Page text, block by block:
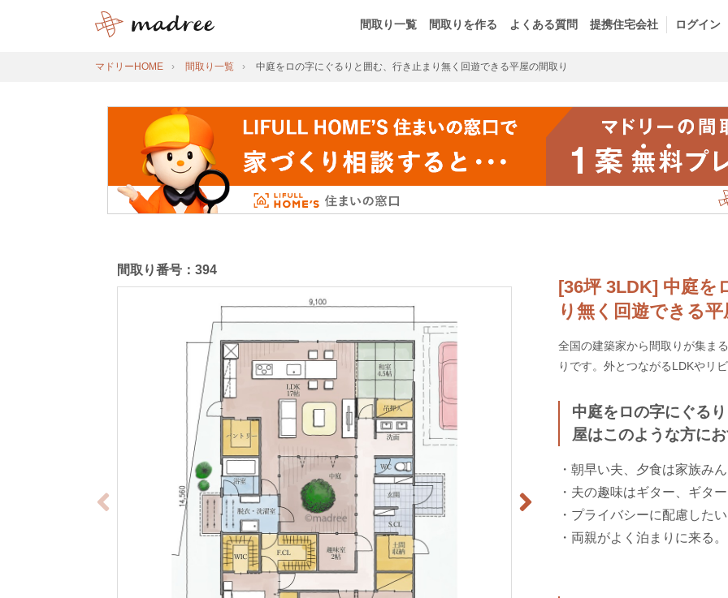
間取り一覧 間取りを作る よくある質問 提携住宅会社 ログイン
マドリーHOME 間取り一覧 中庭をロの字にぐるりと囲む、行き止まり無く回遊できる平屋の間取り
[36坪 3LDK] 中庭を
り無く回遊できる平
全国の建築家から間取りが集ま
りです。外とつながるLDKやリ
中庭をロの字にぐる
屋はこのような方に
・朝早い夫、夕食は家族み
・夫の趣味はギター、ギタ
・プライバシーに配慮した
・両親がよく泊まりに来る
間取り番号：394